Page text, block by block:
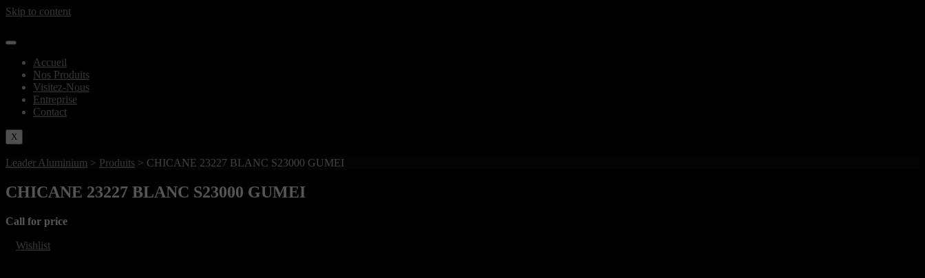
Skip to content
Accueil
Nos Produits
Visitez-Nous
Entreprise
Contact
X
Leader Aluminium > Produits > CHICANE 23227 BLANC S23000 GUMEI
CHICANE 23227 BLANC S23000 GUMEI
Call for price
Wishlist